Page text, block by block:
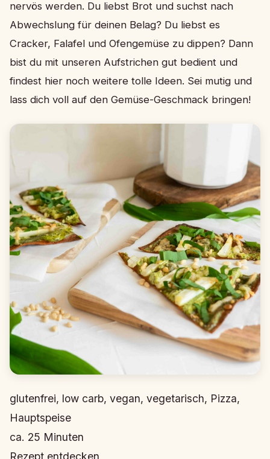
nervös werden. Du liebst Brot und suchst nach
Abwechslung für deinen Belag? Du liebst es
Cracker, Falafel und Ofengemüse zu dippen? Dann
bist du mit unseren Aufstrichen gut bedient und
findest hier noch weitere tolle Ideen. Sei mutig und
lass dich voll auf den Gemüse-Geschmack bringen!
glutenfrei, low carb, vegan, vegetarisch, Pizza,
Hauptspeise
ca. 25 Minuten
Rezept entdecken